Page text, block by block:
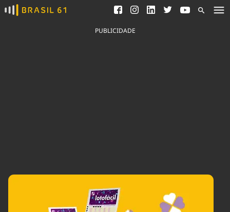
Ver todas as notícias
Saneamento
Indicadores
Comportamento
Cultura
Meio Ambiente
Podcast
PUBLICIDADE